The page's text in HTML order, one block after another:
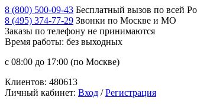
8 (800) 500-09-43 Бесплатный вызов по всей
8 (495) 374-77-29 Звонки по Москве и МО
Заказы по телефону не принимаются
Время работы: без выходных
с 08:00 до 17:00 (по Москве)
Клиентов: 480613
Личный кабинет: Вход /Регистрация